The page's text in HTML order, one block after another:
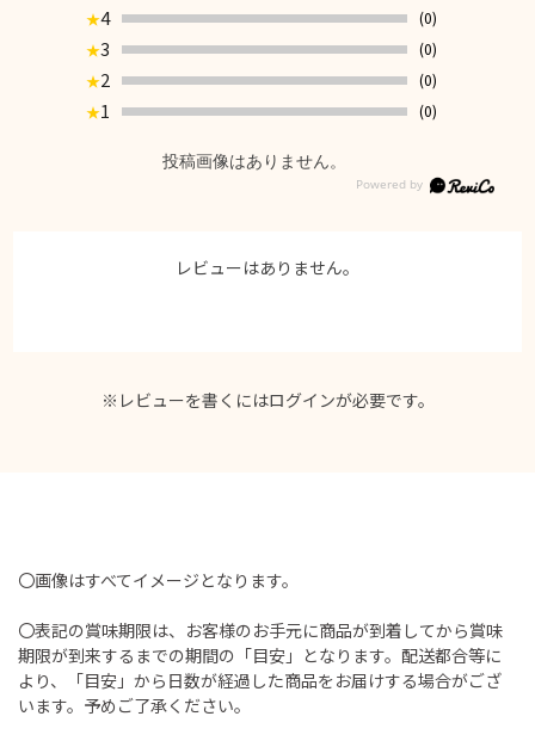
★4
(0)
★3
(0)
★2
(0)
★1 (0)
投稿画像はありません。
レビューはありません。
※レビューを書くにはログインが必要です。
〇画像はすべてイメージとなります。
〇表記の賞味期限は、お客様のお手元に商品が到着してから賞味
期限が到来するまでの期間の「目安」となります。配送都合等に
より、「目安」から日数が経過した商品をお届けする場合がござ
います。予めご了承ください。